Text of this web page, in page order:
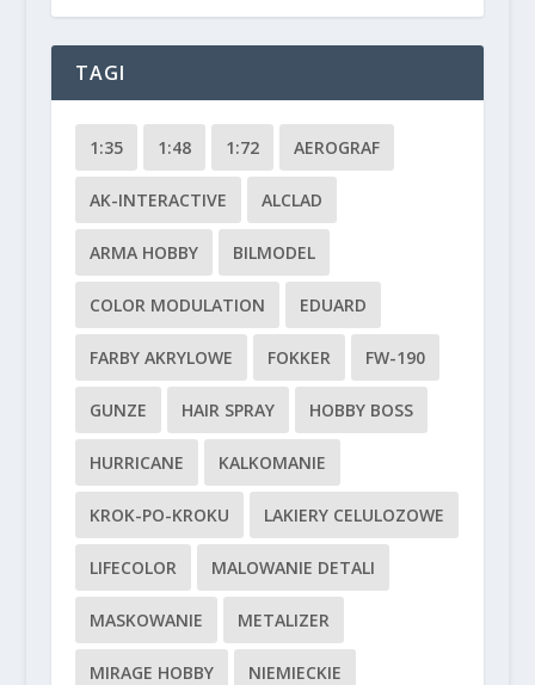
TAGI
1:35 1:48 1:72 AEROGRAF
AK-INTERACTIVE ALCLAD
ARMA HOBBY BILMODEL
COLOR MODULATION EDUARD
FARBY AKRYLOWE FOKKER FW-190
GUNZE HAIR SPRAY HOBBY BOSS
HURRICANE KALKOMANIE
KROK-PO-KROKU LAKIERY CELULOZOWE
LIFECOLOR MALOWANIE DETALI
MASKOWANIE METALIZER
MIRAGE HOBBY NIEMIECKIE